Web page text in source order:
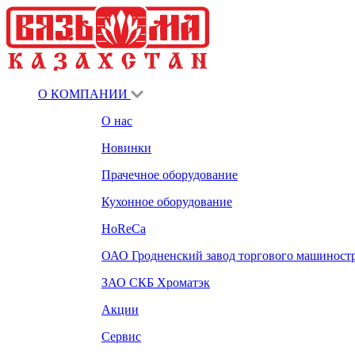
О КОМПАНИИ
О нас
Новинки
Прачечное оборудование
Кухонное оборудование
HoReCa
ОАО Гродненский завод торгового
ЗАО СКБ Хроматэк
Акции
Сервис